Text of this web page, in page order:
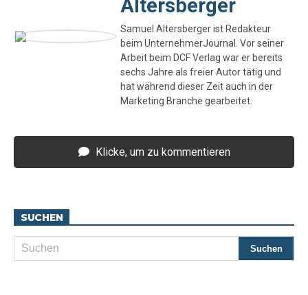
Altersberger
Samuel Altersberger ist Redakteur
beim UnternehmerJournal. Vor seiner
Arbeit beim DCF Verlag war er bereits
sechs Jahre als freier Autor tätig und
hat während dieser Zeit auch in der
Marketing Branche gearbeitet.
Klicke, um zu kommentieren
SUCHEN